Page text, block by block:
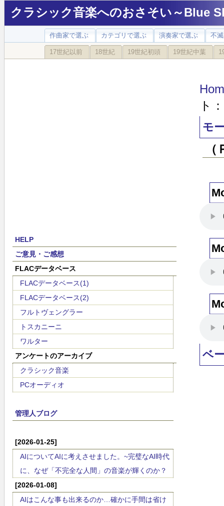
クラシック音楽へのおさそい～Blue
作曲家で選ぶ カテゴリで選ぶ 演奏家で選ぶ 不
17世紀以前 18世紀 19世紀初頭 19世紀中葉
HELP
ご意見・ご感想
FLACデータベース
FLACデータベース(1)
FLACデータベース(2)
フルトヴェングラー
トスカニーニ
ワルター
アンケートのアーカイブ
クラシック音楽
PCオーディオ
管理人ブログ
[2026-01-25]
AIについてAIに考えさせました。~完璧なAI時代
に、なぜ「不完全な人間」の音楽が輝くのか？
[2026-01-08]
AIはこんな事も出来るのか…確かに手間は省け
ト
モ
ベ